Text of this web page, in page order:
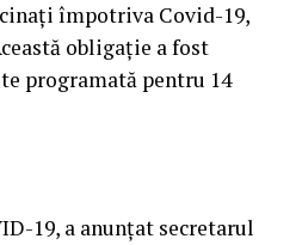
împotriva Covid-19,
obligație a fost
programată pentru 14
19, a anunțat secretarul